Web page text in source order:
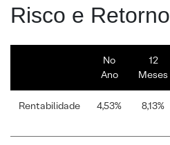
Risco e Retorno
No
Ano
12
Meses
Rentabilidade 4,53% 8,13%